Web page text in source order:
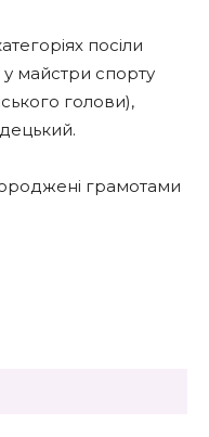
посіли
майстри спорту
голови),
грамотами